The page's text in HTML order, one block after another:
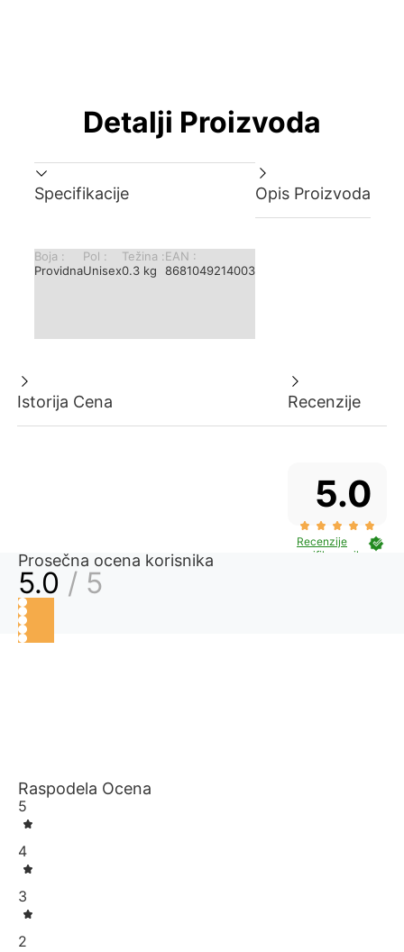
Detalji Proizvoda
Specifikacije
Boјa :
Providna
Pol :
Unisex
Težina :
0.3 kg
EAN :
8681049214003
Opis Proizvoda
Istorija Cena Recenzije
5.0
Recenzije
verifikovanih
Prosečna ocena korisnika
5.0 / 5
Raspodela Ocena
5
4
3
2